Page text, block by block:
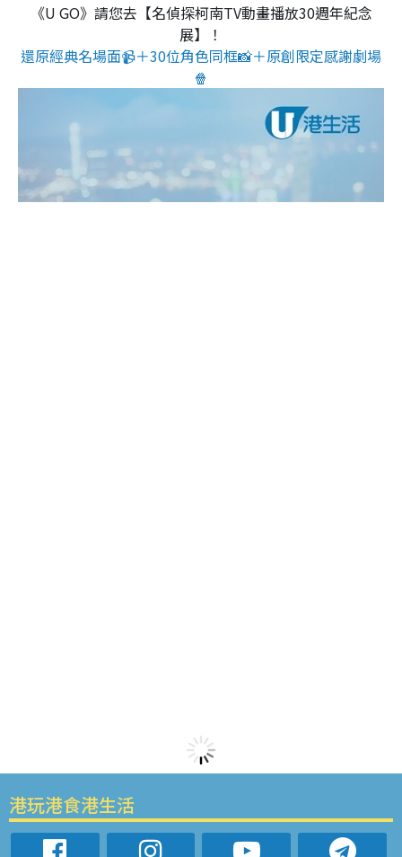
《U GO》請您去【名偵探柯南TV動畫播放30週年紀念
展】！
還原經典名場面📹＋30位角色同框📸＋原創限定感謝劇場
🍿
港玩港食港生活